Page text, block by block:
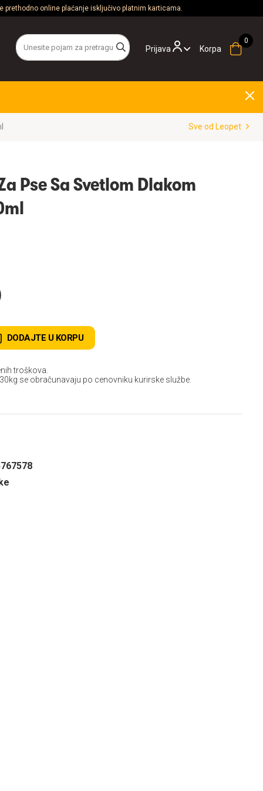
prethodno online plaćanje isključivo platnim karticama.
Prijava Korpa
Sve od Leopet
Pse Sa Svetlom Dlakom
500ml
DODAJTE U KORPU
troškova.
se obračunavaju po cenovniku kurirske službe.